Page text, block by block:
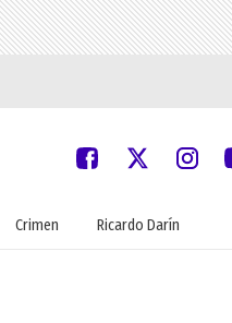
Crimen Ricardo Darín